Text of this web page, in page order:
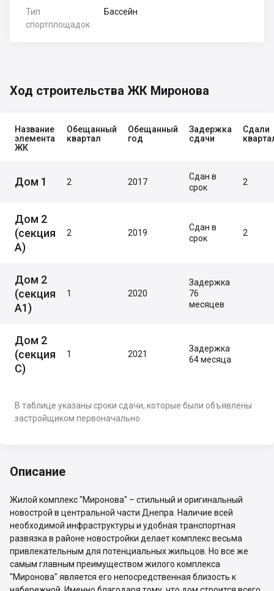
Тип
спортплощадок
Бассейн
Ход строительства ЖК Миронова
Название
элемента
ЖК
Обещанный
квартал
Обещанный
год
Задержка
сдачи
Сдали
Дом 1 2 2017
Сдан в
срок
2
Дом 2
(секция
А)
2 2019
Сдан в
срок
2
Дом 2
(секция
А1)
1 2020
Задержка
76
месяцев
Дом 2
(секция
С)
1 2021
Задержка
64 месяца
В таблице указаны сроки сдачи, которые были объявлены
застройщиком первоначально.
Описание
Жилой комплекс "Миронова" – стильный и оригинальный
новострой в центральной части Днепра. Наличие всей
необходимой инфраструктуры и удобная транспортная
развязка в районе новостройки делает комплекс весьма
привлекательным для потенциальных жильцов. Но все же
самым главным преимуществом жилого комплекса
"Миронова" является его непосредственная близость к